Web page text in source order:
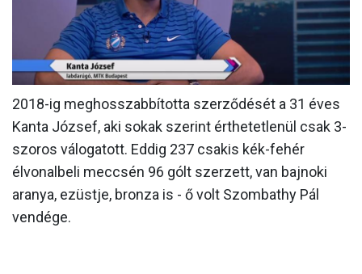
MÉRKŐZÉSEK
KLUB
SZURKOLÓI ÉLMÉNYEK
AKKREDITÁCIÓ
2018-ig meghosszabbította szerződését a 31 éves
Kanta József, aki sokak szerint érthetetlenül csak 3-
szoros válogatott. Eddig 237 csakis kék-fehér
élvonalbeli meccsén 96 gólt szerzett, van bajnoki
aranya, ezüstje, bronza is - ő volt Szombathy Pál
vendége.